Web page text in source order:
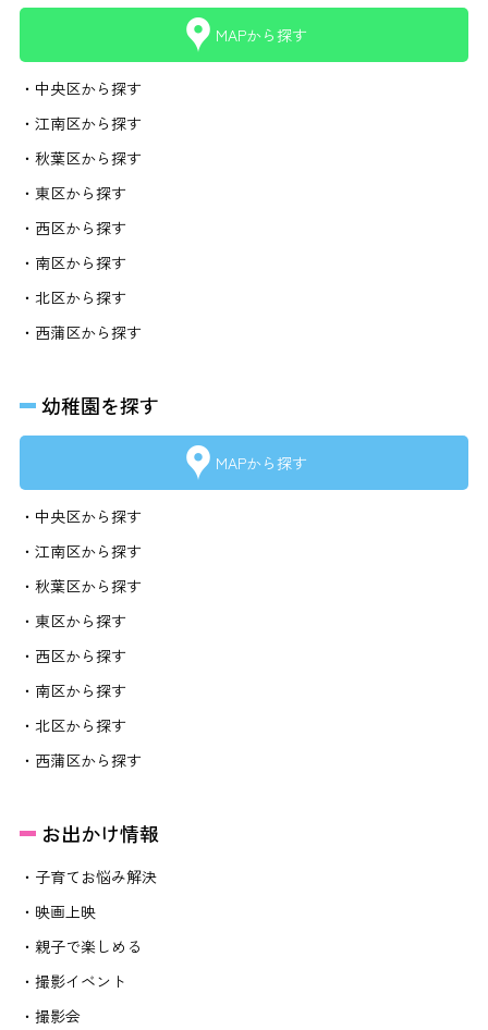
MAPから探す
・中央区から探す
・江南区から探す
・秋葉区から探す
・東区から探す
・西区から探す
・南区から探す
・北区から探す
・西蒲区から探す
幼稚園を探す
MAPから探す
・中央区から探す
・江南区から探す
・秋葉区から探す
・東区から探す
・西区から探す
・南区から探す
・北区から探す
・西蒲区から探す
お出かけ情報
・子育てお悩み解決
・映画上映
・親子で楽しめる
・撮影イベント
・撮影会